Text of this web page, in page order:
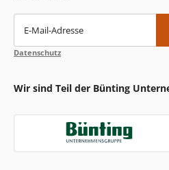
E-Mail-Adresse
Datenschutz
Wir sind Teil der Bünting